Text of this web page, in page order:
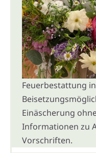
Feuerbestattung
Einäscherung
Informationen zu
Vorschriften.